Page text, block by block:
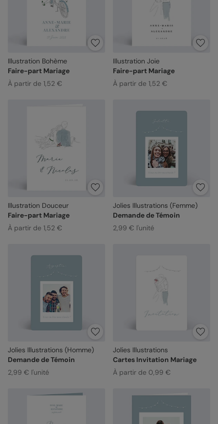
Illustration Bohème
Faire-part Mariage
À partir de 1,52 €
Illustration Joie
Faire-part Mariage
À partir de 1,52 €
Illustration Douceur
Faire-part Mariage
À partir de 1,52 €
Jolies Illustrations (Femme)
Demande de Témoin
2,99 € l'unité
Jolies Illustrations (Homme)
Demande de Témoin
2,99 € l'unité
Jolies Illustrations
Cartes Invitation Mariage
À partir de 0,99 €